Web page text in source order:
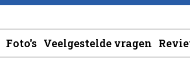
Foto's Veelgestelde vragen